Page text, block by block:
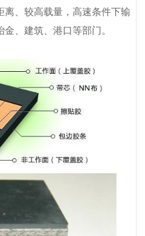
离、较高载量，高速条件下输
、建筑、港口等部门。